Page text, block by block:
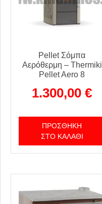
Pellet Σόμπα
Αερόθερμη – Thermiki
Pellet Aero 8
1.300,00€
ΠΡΟΣΘΉΚΗ
ΣΤΟ ΚΑΛΆΘΙ